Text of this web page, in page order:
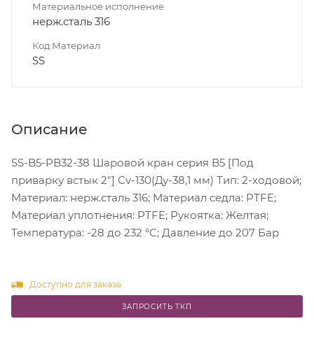
Материальное исполнение
нерж.сталь 316
Код Материал
SS
Описание
SS-B5-PB32-38 Шаровой кран серия B5 [Под
приварку встык 2"] Cv-130(Ду-38,1 мм) Тип: 2-ходовой;
Материал: нерж.сталь 316; Материал седла: PTFE;
Материал уплотнения: PTFE; Рукоятка: Желтая;
Температура: -28 до 232 °C; Давление до 207 Бар
Доступно для заказа
ЗАПРОСИТЬ ТКП